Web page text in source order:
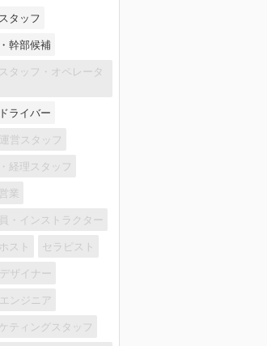
タッフ
幹部候補
タッフ・オペレータ
ライバー
営スタッフ
経理スタッフ
業
・インストラクター
スト セラピスト
ザイナー
ンジニア
ティングスタッフ